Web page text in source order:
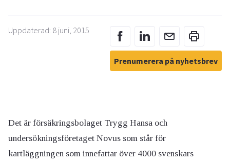
Uppdaterad: 8 juni, 2015
Prenumerera på nyhetsbrev
Det är försäkringsbolaget Trygg Hansa och
undersökningsföretaget Novus som står för
kartläggningen som innefattar över 4000 svenskars